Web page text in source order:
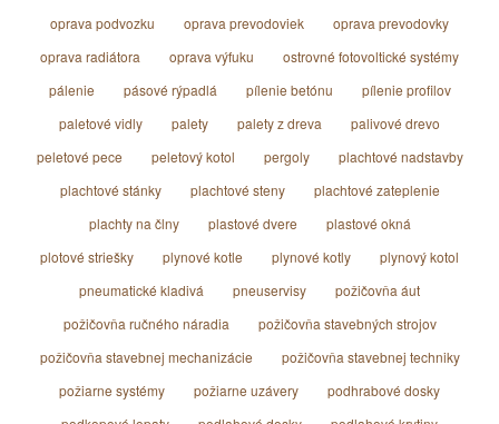
oprava podvozku
oprava prevodoviek
oprava prevodovky
oprava radiátora
oprava výfuku
ostrovné fotovoltické systémy
pálenie
pásové rýpadlá pílenie betónu
pílenie profilov
paletové vidly
palety palety z dreva
palivové drevo
peletové pece
peletový kotol pergoly
plachtové nadstavby
plachtové stánky
plachtové steny
plachtové zateplenie
plachty na člny
plastové dvere
plastové okná
plotové striešky
plynové kotle plynové kotly
plynový kotol
pneumatické kladivá
pneuservisy
požičovňa áut
požičovňa ručného náradia
požičovňa stavebných strojov
požičovňa stavebnej mechanizácie
požičovňa stavebnej techniky
požiarne systémy
požiarne uzávery
podhrabové dosky